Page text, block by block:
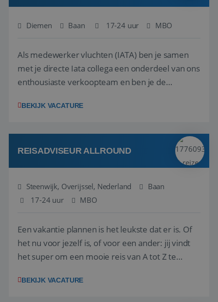
Diemen Baan 17-24 uur MBO
Als medewerker vluchten (IATA) ben je samen
met je directe Iata collega een onderdeel van ons
enthousiaste verkoopteam en ben je de
en tarieven waar je collega’s niet uitkomen.
kwaliteitsbewaking van alles wat met IATA te m...
BEKIJK VACATURE
REISADVISEUR ALLROUND
Steenwijk, Overijssel, Nederland
Baan
17-24 uur
MBO
Een vakantie plannen is het leukste dat er is. Of
het nu voor jezelf is, of voor een ander: jij vindt
het super om een mooie reis van A tot Z te
vakantiegangers de meest prachtige plekjes op
BEKIJK VACATURE